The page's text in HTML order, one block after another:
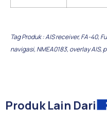
Tag Produk :AIS receiver,FA-40,
navigasi, NMEA0183, overlay AIS,
Produk Lain Dari